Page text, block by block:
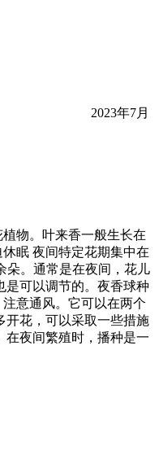
2023年7月
物。叶来香一般生长在
眠 夜间特定花期集中在
朵。通常是在夜间，花儿
是可以调节的。夜香球种
意通风。它可以在两个
开花，可以采取一些措施
在夜间繁殖时，播种是一